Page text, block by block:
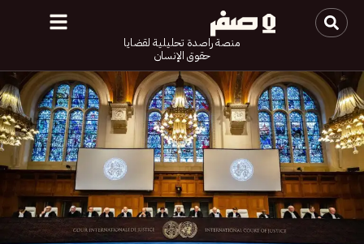
منصة راصدة تحليلية لقضايا
حقوق الإنسان